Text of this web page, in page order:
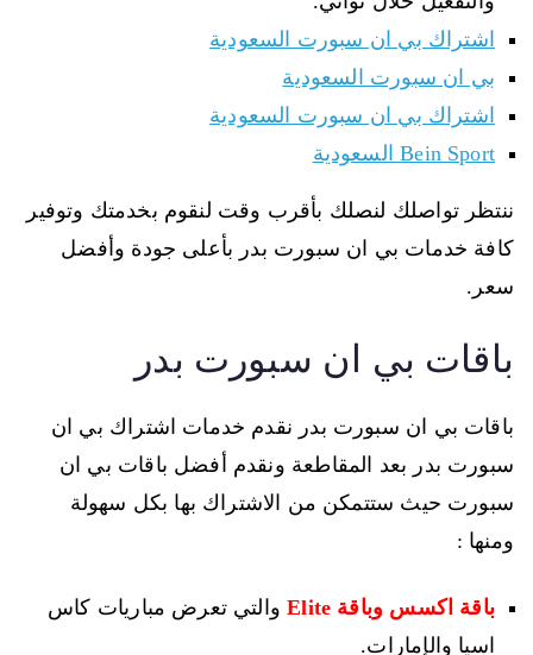
اشتراك بي ان سبورت السعودية
بي ان سبورت السعودية
اشتراك بي ان سبورت السعودية
Bein Sport السعودية
ننتظر تواصلك لنصلك بأقرب وقت لنقوم بخدمتك وتوفير
كافة خدمات بي ان سبورت بدر بأعلى جودة وأفضل
سعر.
باقات بي ان سبورت بدر
باقات بي ان سبورت بدر نقدم خدمات اشتراك بي ان
سبورت بدر بعد المقاطعة ونقدم أفضل باقات بي ان
سبورت حيث ستتمكن من الاشتراك بها بكل سهولة
ومنها :
باقة اكسس وباقة Elite
والتي تعرض مباريات كاس
اسيا والإمارات.